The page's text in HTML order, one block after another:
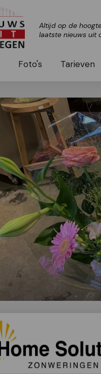
Altijd op de
laatste nieuws uit
Foto's Tarieven